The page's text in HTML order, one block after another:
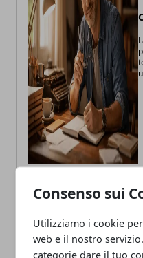
Consenso sui
Utilizziamo i cookie
web e il nostro
categorie dare il tuo
ARTICOLI CORRELATI